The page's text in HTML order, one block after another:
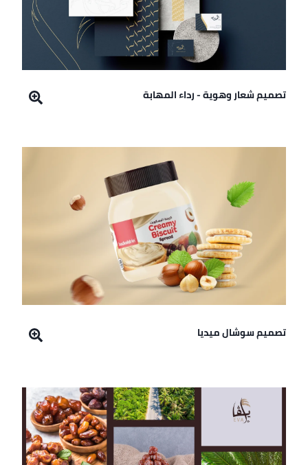
تصميم شعار وهوية - رداء المهابة
تصميم سوشال ميديا